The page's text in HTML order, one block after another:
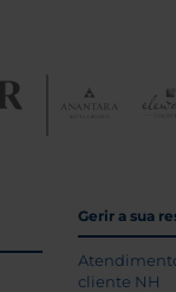
Gerir a sua
cliente NH